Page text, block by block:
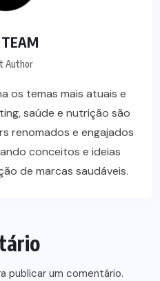
Author
os temas mais atuais e
saúde e nutrição são
renomados e engajados
conceitos e ideias
de marcas saudáveis.
publicar um comentário.